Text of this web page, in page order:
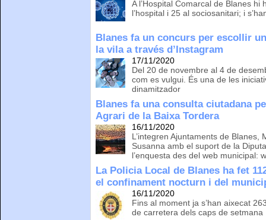
A l’Hospital Comarcal de Blanes
l’hospital i 25 al sociosanitari; i
Blanes fa un concurs per escollir
la vila a través d’Instagram
17/11/2020
Del 20 de novembre al 4 de
com es vulgui. És una de les
dinamitzador
Blanes fa una consulta ciutadana
Agrari de la Baixa Tordera
16/11/2020
L’integren Ajuntaments de Blanes,
Susanna amb el suport de la
l’enquesta des del web municipal:
La Policia Local de Blanes ha fet
el confinament nocturn i del
16/11/2020
Fins al moment ja s’han aixecat
de carretera dels caps de setmana